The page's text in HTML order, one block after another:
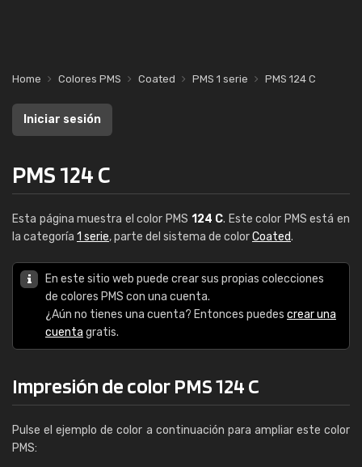
Home Colores PMS Coated PMS 1 serie PMS 124 C
Iniciar sesión
PMS 124 C
Esta página muestra el color PMS 124 C. Este color PMS está en
la categoría 1 serie, parte del sistema de colorCoated.
En este sitio web puede crear sus propias colecciones
de colores PMS con una cuenta.
¿Aún no tienes una cuenta? Entonces puedes crear una
cuenta gratis.
Impresión de color PMS 124 C
Pulse el ejemplo de color a continuación para ampliar este color
PMS: